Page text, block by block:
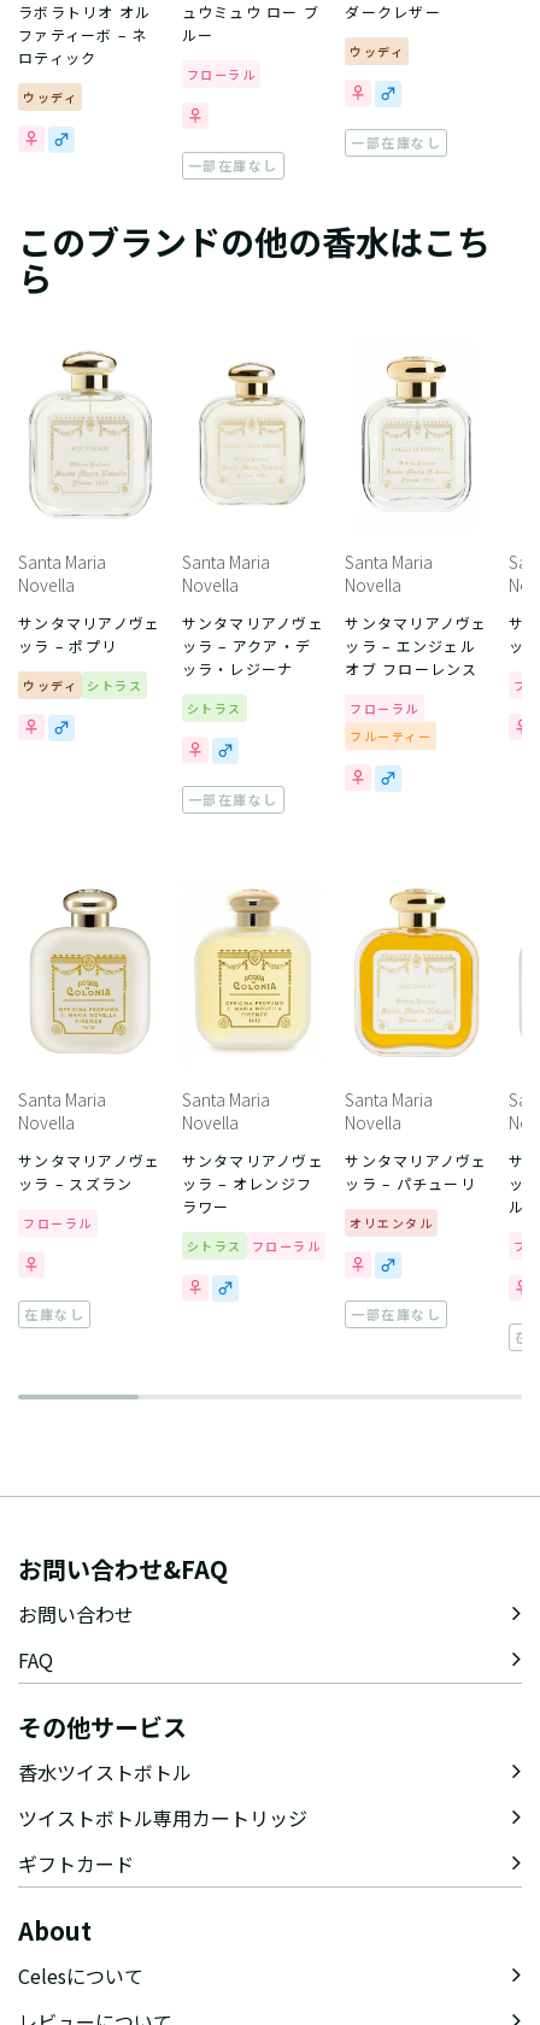
ラボラトリオ オル
ファティーボ – ネ
ロティック
ウッディ
ュウミュウ ロー ブ
ルー
フローラル
一部在庫なし
ダークレザー
ウッディ
一部在庫なし
このブランドの他の香水はこち
ら
Santa Maria
Novella
サンタマリアノヴェ
ッラ – ポプリ
ウッディ シトラス
Santa Maria
Novella
サンタマリアノヴェ
ッラ – アクア・デ
ッラ・レジーナ
シトラス
一部在庫なし
Santa Maria
Novella
サンタマリアノヴェ
ッラ – エンジェル
オブ フローレンス
フローラル
フルーティー
サ
ッ
フ
Santa Maria
Novella
サンタマリアノヴェ
ッラ – スズラン
フローラル
在庫なし
Santa Maria
Novella
サンタマリアノヴェ
ッラ – オレンジフ
ラワー
シトラス フローラル
Santa Maria
Novella
サンタマリアノヴェ
ッラ – パチューリ
オリエンタル
一部在庫なし
サ
ッ
ル
フ
在
お問い合わせ&FAQ
お問い合わせ
FAQ
その他サービス
香水ツイストボトル
ツイストボトル専用カートリッジ
ギフトカード
About
Celesについて